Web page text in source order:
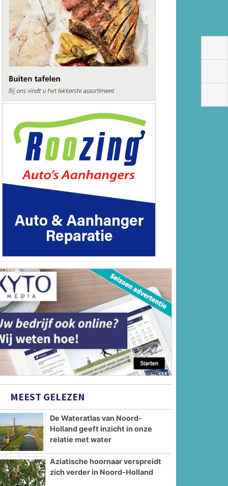
MEEST GELEZEN
De Wateratlas van Noord-
Holland geeft inzicht in onze
relatie met water
Aziatische hoornaar verspreidt
zich verder in Noord-Holland